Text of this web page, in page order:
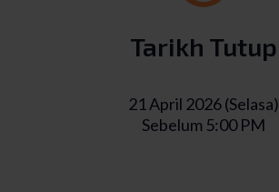
Tarikh Tutup
21 April 2026 (Selasa)
Sebelum 5:00 PM